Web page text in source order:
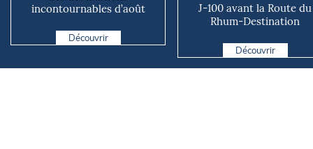
incontournables d’août
Découvrir
J-100 avant la Route du
Rhum-Destination
Découvrir